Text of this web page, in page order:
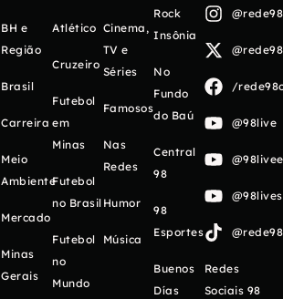
BH e
Região
Brasil
Carreira
Meio
Ambiente
Mercado
Minas
Gerais
Atlético
Cruzeiro
Futebol
em
Minas
Futebol
no Brasil
Futebol
no
Mundo
Cinema,
TV e
Séries
Famosos
Nas
Redes
Humor
Música
Rock
Insônia
No
Fundo
do Baú
Central
98
98
Esportes
Buenos
Días
/
@98live
Redes
Sociais 98